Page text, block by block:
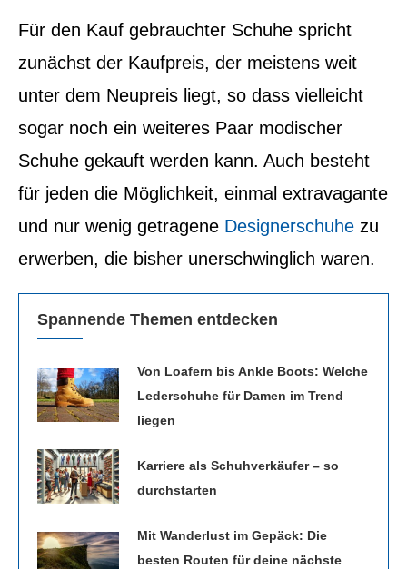
Für den Kauf gebrauchter Schuhe spricht
zunächst der Kaufpreis, der meistens weit
unter dem Neupreis liegt, so dass vielleicht
sogar noch ein weiteres Paar modischer
Schuhe gekauft werden kann. Auch besteht
für jeden die Möglichkeit, einmal extravagante
und nur wenig getragene Designerschuhe zu
erwerben, die bisher unerschwinglich waren.
Spannende Themen entdecken
Von Loafern bis Ankle Boots: Welche
Lederschuhe für Damen im Trend
liegen
Karriere als Schuhverkäufer – so
durchstarten
Mit Wanderlust im Gepäck: Die
besten Routen für deine nächste